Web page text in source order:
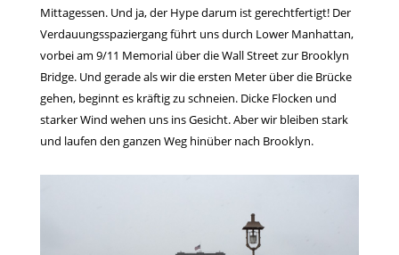
Mittagessen. Und ja, der Hype darum ist gerechtfertigt! Der
Verdauungsspaziergang führt uns durch Lower Manhattan,
vorbei am 9/11 Memorial über die Wall Street zur Brooklyn
Bridge. Und gerade als wir die ersten Meter über die Brücke
gehen, beginnt es kräftig zu schneien. Dicke Flocken und
starker Wind wehen uns ins Gesicht. Aber wir bleiben stark
und laufen den ganzen Weg hinüber nach Brooklyn.